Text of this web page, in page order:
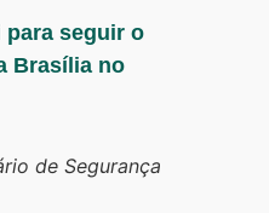
para seguir o
Brasília no
de Segurança